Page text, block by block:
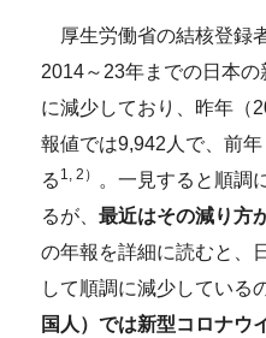
厚生労働省の結核登録
2014～23年までの日本
に減少しており、昨年（
報値では9,942人で、前
る 1, 2）
。一見すると順調
るが、最近はその減り方
の年報を詳細に読むと、
して順調に減少している
国人）では新型コロナウ